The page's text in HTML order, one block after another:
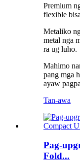
Premium
flexible
Metaliko
metal nga
ra ug luho.
Mahimo
pang mga
ayaw
Tan-awa
Pag-
Fold...